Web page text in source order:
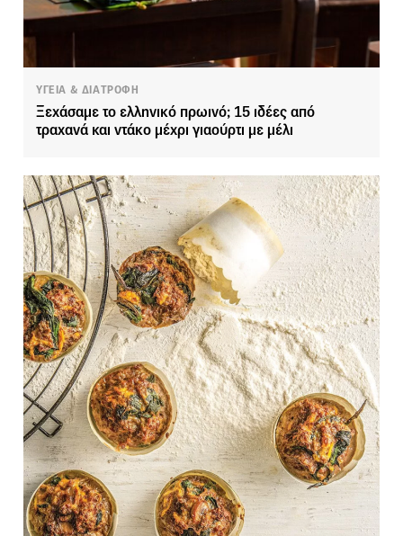
ΥΓΕΙΑ & ΔΙΑΤΡΟΦΗ
Ξεχάσαμε το ελληνικό πρωινό; 15 ιδέες από
τραχανά και ντάκο μέχρι γιαούρτι με μέλι